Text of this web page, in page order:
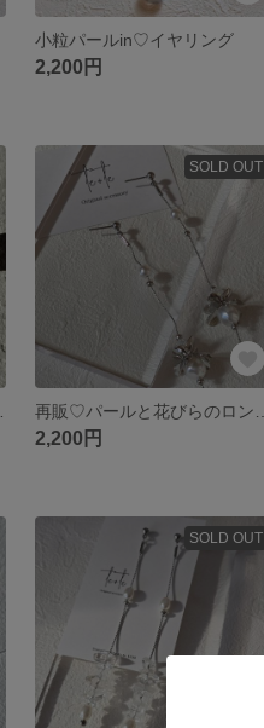
小粒パールin♡イヤリング
2,200円
SOLD OUT
2,200円
SOLD OUT